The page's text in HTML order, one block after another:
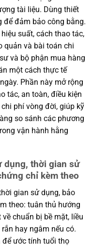
tài liệu. Dùng thiết
để đảm bảo công bằng.
suất, cách thao tác,
quản và bài toán chi
và bộ phận mua hàng
một cách thực tế
Phần này mở rộng
tác, an toàn, điều kiện
phí vòng đời, giúp kỹ
so sánh các phương
vận hành hằng
dụng, thời gian sử
chỉ kèm theo
gian sử dụng, bảo
theo: tuân thủ hướng
chuẩn bị bề mặt, liều
hay ngâm nếu có.
ước tính tuổi thọ